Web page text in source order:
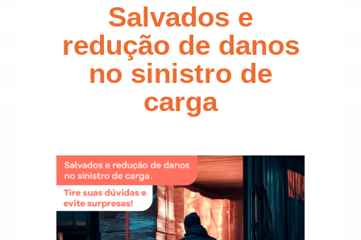
Salvados e
redução de danos
no sinistro de
carga